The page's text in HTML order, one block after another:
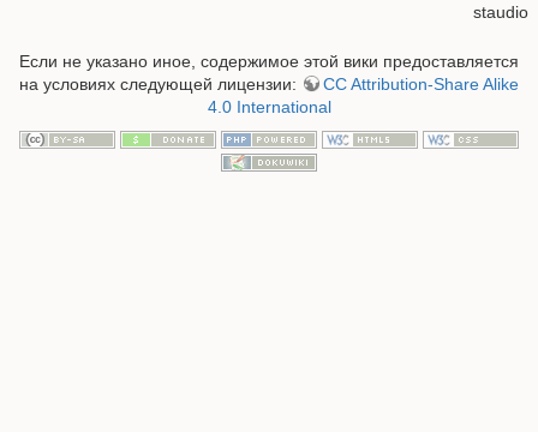
staudio
Если не указано иное, содержимое этой вики предоставляется
на условиях следующей лицензии:
CC Attribution-Share Alike
4.0 International